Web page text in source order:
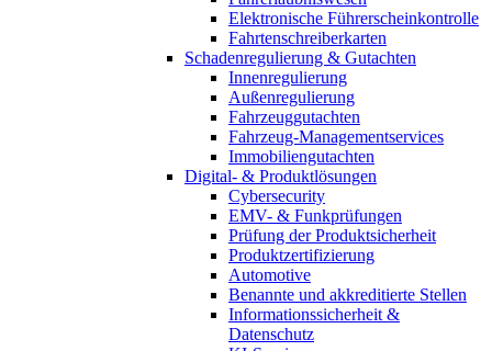
Elektronische Führerscheinkontrolle
Fahrtenschreiberkarten
Schadenregulierung & Gutachten
Innenregulierung
Außenregulierung
Fahrzeuggutachten
Fahrzeug-Managementservices
Immobiliengutachten
Digital- & Produktlösungen
Cybersecurity
EMV- & Funkprüfungen
Prüfung der Produktsicherheit
Produktzertifizierung
Automotive
Benannte und akkreditierte Stellen
Informationssicherheit &
Datenschutz